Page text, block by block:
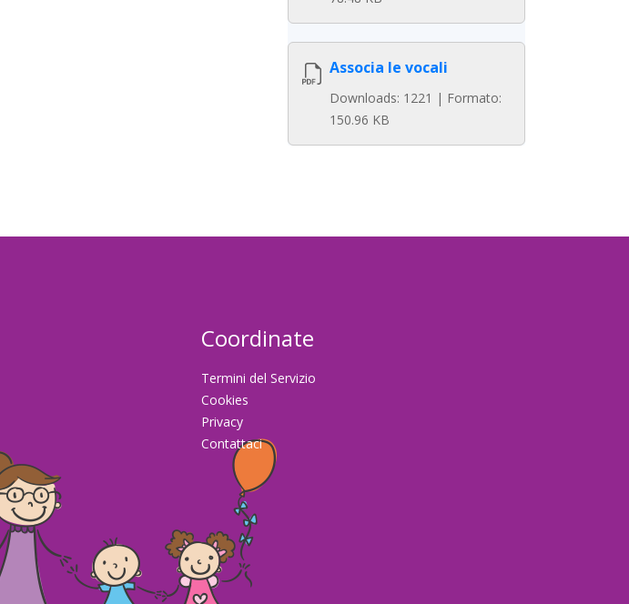
Associa le vocali
Downloads: 1221 | Formato:
150.96 KB
Coordinate
Termini del Servizio
Cookies
Privacy
Contattaci